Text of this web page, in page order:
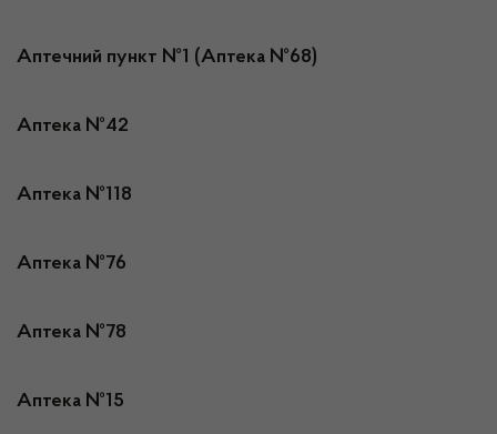
Аптечний пункт №1 (Аптека №68)
Аптека №42
Аптека №118
Аптека №76
Аптека №78
Аптека №15